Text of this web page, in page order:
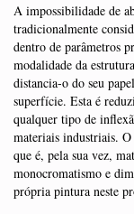
A impossibilidade de
tradicionalmente
dentro de parâmetros
modalidade da
distancia-o do seu
superfície. Esta é
qualquer tipo de
materiais industriais.
que é, pela sua vez,
monocromatismo e
própria pintura neste